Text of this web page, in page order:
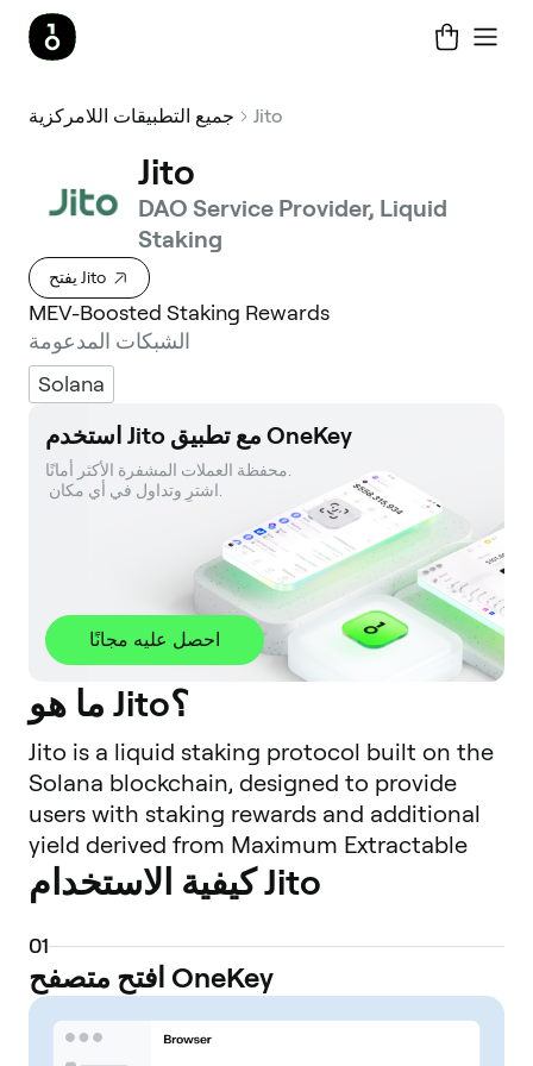
جميع التطبيقات اللامركزية Jito
Jito
DAO Service Provider, Liquid
Staking
يفتح Jito
MEV-Boosted Staking Rewards
الشبكات المدعومة
Solana
استخدم Jito مع تطبيق OneKey
محفظة العملات المشفرة الأكثر أمانًا.
احصل عليه مجانًا
ما هو Jito؟
Jito is a liquid staking protocol built on the
Solana blockchain, designed to provide
users with staking rewards and additional
yield derived from Maximum Extractable
Value (MEV). When users stake their SOL
tokens with the Jito protocol, they receive
JitoSOL, a liquid staking token (LST). This
JitoSOL token represents their staked SOL
plus accrued rewards, and it can be freely
used across the Solana DeFi ecosystem,
كيفية الاستخدام Jito
01
افتح متصفح OneKey